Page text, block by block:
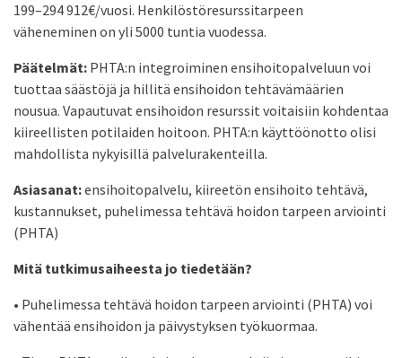
199–294 912€/vuosi. Henkilöstöresurssitarpeen
väheneminen on yli 5000 tuntia vuodessa.
Päätelmät: PHTA:n integroiminen ensihoitopalveluun voi
tuottaa säästöjä ja hillitä ensihoidon tehtävämäärien
nousua. Vapautuvat ensihoidon resurssit voitaisiin kohdentaa
kiireellisten potilaiden hoitoon. PHTA:n käyttöönotto olisi
mahdollista nykyisillä palvelurakenteilla.
Asiasanat:ensihoitopalvelu, kiireetön ensihoito tehtävä,
kustannukset, puhelimessa tehtävä hoidon tarpeen arviointi
(PHTA)
Mitä tutkimusaiheesta jo tiedetään?
• Puhelimessa tehtävä hoidon tarpeen arviointi (PHTA) voi
vähentää ensihoidon ja päivystyksen työkuormaa.